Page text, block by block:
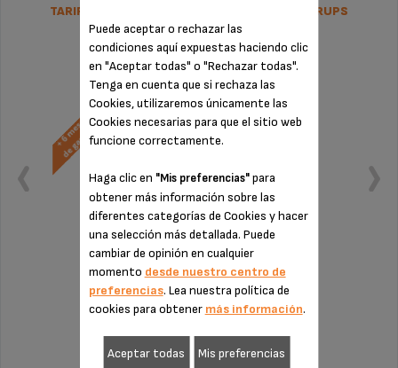
TARIFA PLANA DE REPARACIÓN NESPRESSO KRUPS
Sin factura ni sorpresas
¡Extensión de la garantía de 6 meses!
79,99 €
Puede aceptar o rechazar las
condiciones aquí expuestas haciendo clic
en "Aceptar todas" o "Rechazar todas".
Tenga en cuenta que si rechaza las
Cookies, utilizaremos únicamente las
Cookies necesarias para que el sitio web
funcione correctamente.
Haga clic en "Mis preferencias"para
obtener más información sobre las
diferentes categorías de Cookies y hacer
una selección más detallada. Puede
cambiar de opinión en cualquier
momento desde nuestro centro de
preferencias. Lea nuestra política de
cookies para obtener más información.
Aceptar todas Mis preferencias